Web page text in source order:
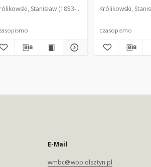
poświęcone
Stanisław (1853-1924). Red.czasopismo
Królikowski,
czasopismo
E-Mail
wmbc@wbp.olsztyn.pl